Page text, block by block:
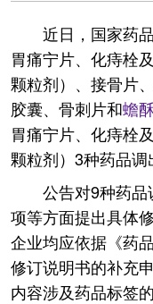
近日，国家药
胃痛宁片、化痔栓
颗粒剂）、接骨片
胶囊、骨刺片和蟾
胃痛宁片、化痔栓
颗粒剂）3种药品调
公告对9种药
项等方面提出具体
企业均应依据《药
修订说明书的补充
内容涉及药品标签